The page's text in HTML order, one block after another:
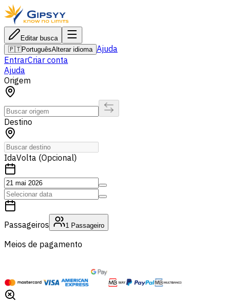
Editar busca
🇵🇹PortuguêsAlterar idioma Ajuda
EntrarCriar conta
Ajuda
Origem
Destino
IdaVolta (Opcional)
Passageiros 1 Passageiro
Meios de pagamento